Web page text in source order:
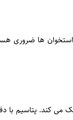
ها ضروری
می کند. پتاسیم